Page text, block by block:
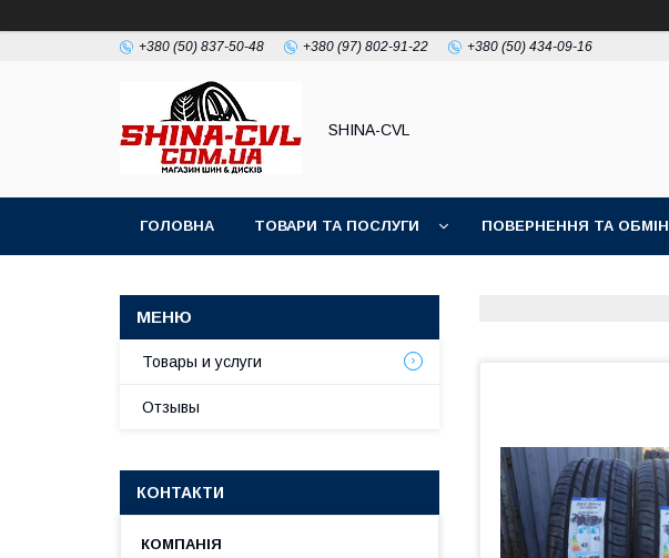
+380 (50) 837-50-48 +380 (97) 802-91-22 +380 (50) 434-09-16
SHINA-CVL
ГОЛОВНА ТОВАРИ ТА ПОСЛУГИ ПОВЕРНЕННЯ ТА ОБМІН
Товары и услуги
Отзывы
КОНТАКТИ